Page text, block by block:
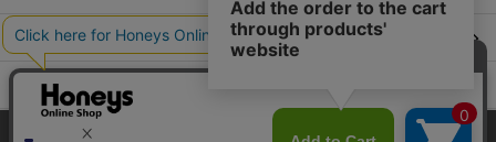
店舗検索
GLOBAL GUIDE（海外からご利用のお客様）
当サイトでは、サイトの利便性向上のため、クッキー(Cookie)を使